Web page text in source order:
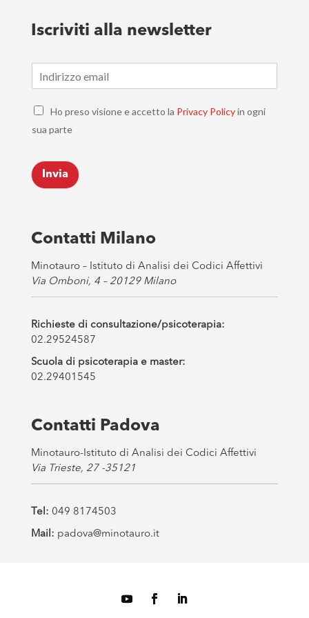
Iscriviti alla newsletter
m
C
e
k
b
s
*
Ho preso visione e accetto la Privacy Policyin ogni
sua parte
Invia
Contatti Milano
Minotauro – Istituto di Analisi dei Codici Affettivi
Via Omboni, 4 – 20129 Milano
Richieste di consultazione/psicoterapia:
02.29524587
Scuola di psicoterapia e master:
02.29401545
Contatti Padova
Minotauro-Istituto di Analisi dei Codici Affettivi
Via Trieste, 27 -35121
Tel: 049 8174503
Mail: padova@minotauro.it